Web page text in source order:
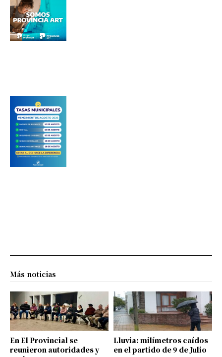
Más noticias
En El Provincial se
reunieron autoridades y
Lluvia: milímetros caídos
en el partido de 9 de Julio